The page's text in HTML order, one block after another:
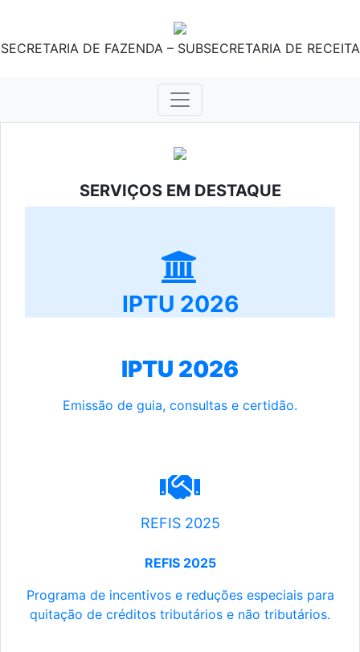
SECRETARIA DE FAZENDA – SUBSECRETARIA DE RECEITA
SERVIÇOS EM DESTAQUE
IPTU 2026
IPTU 2026
Emissão de guia, consultas e certidão.
REFIS 2025
REFIS 2025
Programa de incentivos e reduções especiais para
quitação de créditos tributários e não tributários.